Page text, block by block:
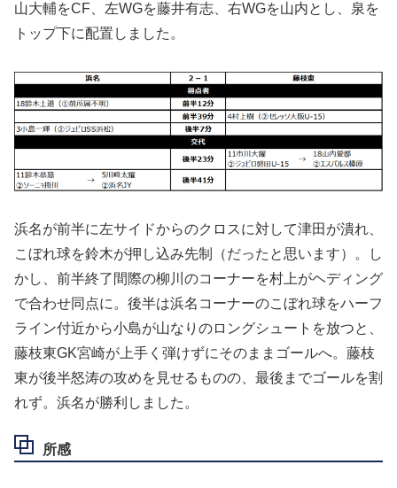
山大輔をCF、左WGを藤井有志、右WGを山内とし、泉を
トップ下に配置しました。
浜名が前半に左サイドからのクロスに対して津田が潰れ、
こぼれ球を鈴木が押し込み先制（だったと思います）。し
かし、前半終了間際の柳川のコーナーを村上がヘディング
で合わせ同点に。後半は浜名コーナーのこぼれ球をハーフ
ライン付近から小島が山なりのロングシュートを放つと、
藤枝東GK宮崎が上手く弾けずにそのままゴールへ。藤枝
東が後半怒涛の攻めを見せるものの、最後までゴールを割
れず。浜名が勝利しました。
所感